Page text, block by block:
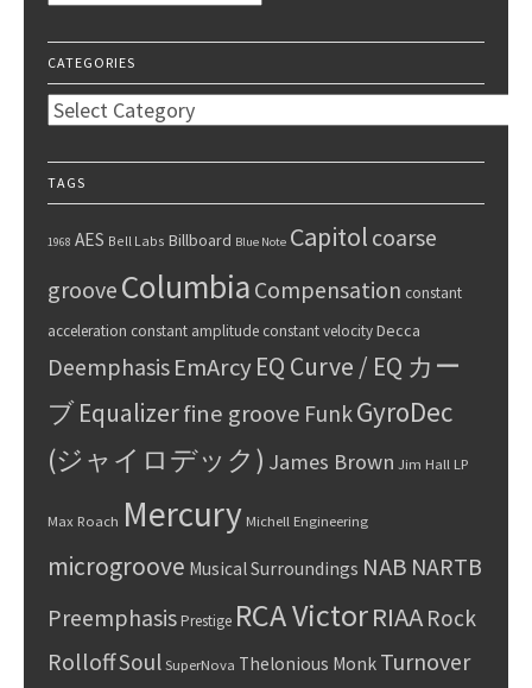
CATEGORIES
Categories
TAGS
1968 AES Bell Labs Billboard Blue Note Capitol coarse
groove Columbia Compensation constant
acceleration constant amplitude constant velocityDecca
Deemphasis EmArcyEQ Curve / EQ カー
ブEqualizerfine groove FunkGyroDec
(ジャイロデック) James Brown Jim Hall LP
Max Roach Mercury Michell Engineering
microgroove Musical Surroundings NAB NARTB
PreemphasisPrestige RCA VictorRIAA Rock
RolloffSoul SuperNova Thelonious Monk Turnover